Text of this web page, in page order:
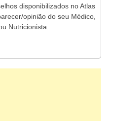
disponibilizados no Atlas
opinião do seu Médico,
Nutricionista.